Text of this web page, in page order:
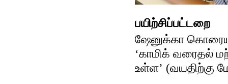
பயிற்சிப்பட்டறை
ஷேனுக்கா
‘காமிக் வரைதல்
உள்ள’ (வயதிற்கு